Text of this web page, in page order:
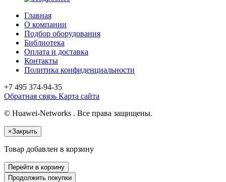
Главная
О компании
Подбор оборудования
Библиотека
Оплата и доставка
Контакты
Политика конфиденциальности
+7 495 374-94-35
Обратная связь Карта сайта
© Huawei-Networks . Все права защищены.
×Закрыть
Товар добавлен в корзину
Перейти в корзину
Продолжить покупки